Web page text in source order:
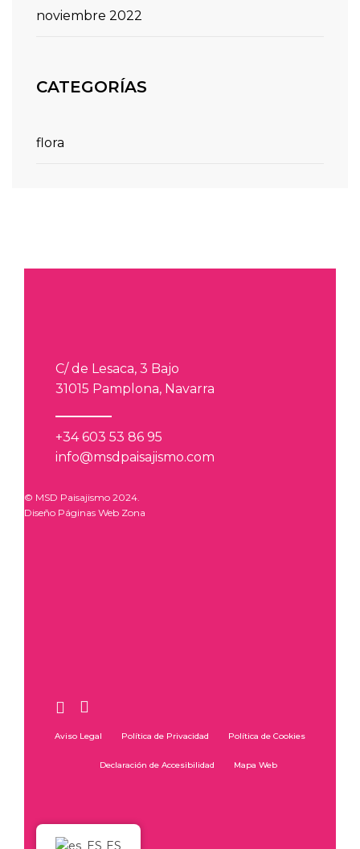
noviembre 2022
CATEGORÍAS
flora
C/ de Lesaca, 3 Bajo
31015 Pamplona, Navarra
+34 603 53 86 95
info@msdpaisajismo.com
© MSD Paisajismo 2024.
Diseño Páginas Web Zona
Aviso Legal Política de Privacidad Política de Cookies
Declaración de Accesibilidad Mapa Web
ES